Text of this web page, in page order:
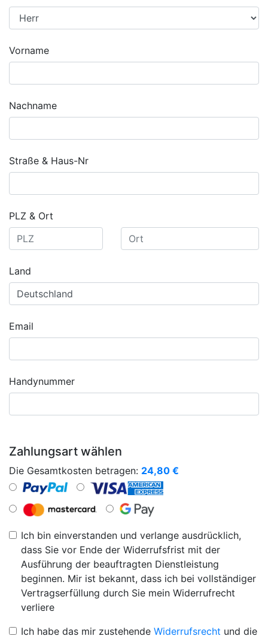
Vorname
Nachname
Straße & Haus-Nr
PLZ & Ort
Land
Email
Handynummer
Zahlungsart wählen
Die Gesamtkosten betragen: 24,80 €
Ich bin einverstanden und verlange ausdrücklich,
dass Sie vor Ende der Widerrufsfrist mit der
Ausführung der beauftragten Dienstleistung
beginnen. Mir ist bekannt, dass ich bei vollständiger
Vertragserfüllung durch Sie mein Widerrufrecht
verliere
Ich habe das mir zustehende Widerrufsrecht und die